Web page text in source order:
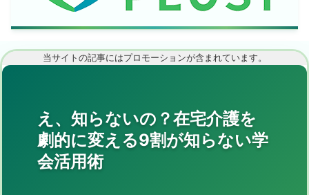
当サイトの記事にはプロモーションが含まれています。
え、知らないの？在宅介護を
劇的に変える9割が知らない学
会活用術